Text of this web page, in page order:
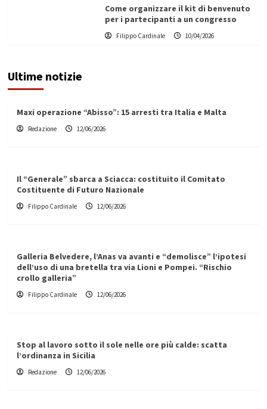
Come organizzare il kit di benvenuto
per i partecipanti a un congresso
Filippo Cardinale 10/04/2026
Ultime notizie
Maxi operazione “Abisso”: 15 arresti tra Italia e Malta
Redazione 12/06/2026
Il “Generale” sbarca a Sciacca: costituito il Comitato
Costituente di Futuro Nazionale
Filippo Cardinale 12/06/2026
Galleria Belvedere, l’Anas va avanti e “demolisce” l’ipotesi
dell’uso di una bretella tra via Lioni e Pompei. “Rischio
crollo galleria”
Filippo Cardinale 12/06/2026
Stop al lavoro sotto il sole nelle ore più calde: scatta
l’ordinanza in Sicilia
Redazione 12/06/2026